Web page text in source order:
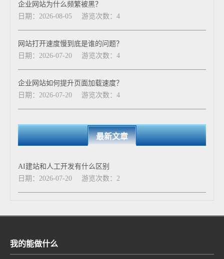
企业网站为什么频繁被黑？
日期：2026-08-05
游览次数：4
网站打开速度慢到底是谁的问题？
日期：2026-07-20
游览次数：4
企业网站如何提升页面加载速度？
日期：2026-07-20
游览次数：4
最新文章
AI建站和人工开发有什么区别
日期：2026-07-20
游览次数：2
我的能做什么